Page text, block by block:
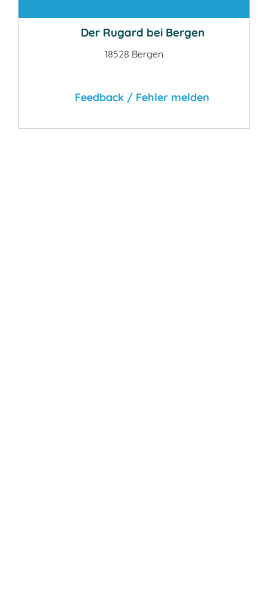
Der Rugard bei Bergen
18528 Bergen
Feedback / Fehler melden